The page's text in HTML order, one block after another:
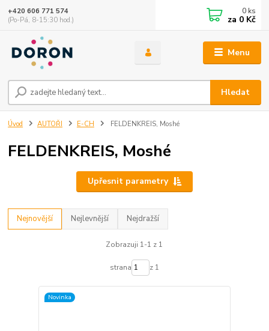
Menu
Hledat
+420 606 771 574
(Po-Pá, 8-15:30 hod.)
0 ks
za 0 Kč
Úvod AUTOŘI E-CH FELDENKREIS, Moshé
FELDENKREIS, Moshé
Upřesnit parametry
Nejnovější Nejlevnější Nejdražší
Zobrazuji 1-1 z 1
strana z 1
Novinka